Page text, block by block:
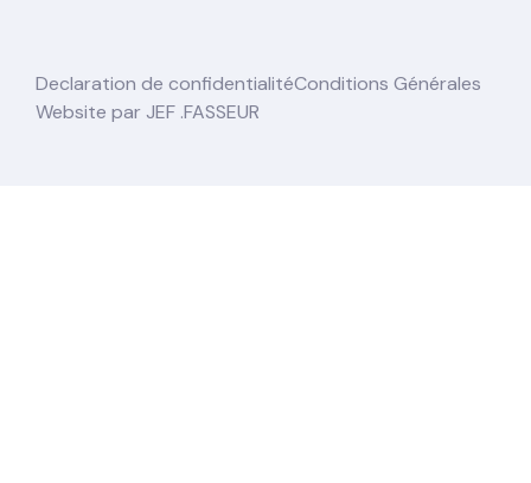
Declaration de confidentialitéConditions Générales
Website par JEF .FASSEUR